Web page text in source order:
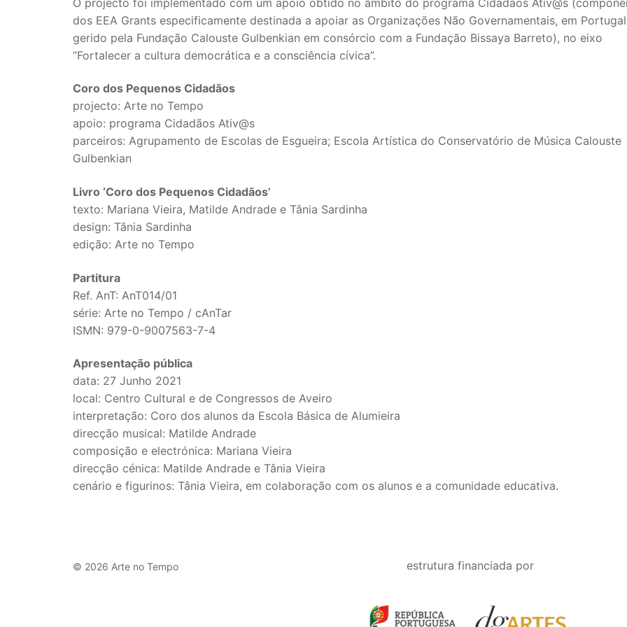
dos EEA Grants especificamente destinada a apoiar as Organizações Não Governamentais, em Portugal
gerido pela Fundação Calouste Gulbenkian em consórcio com a Fundação Bissaya Barreto), no eixo
“Fortalecer a cultura democrática e a consciência cívica”.
Coro dos Pequenos Cidadãos
projecto: Arte no Tempo
apoio: programa Cidadãos Ativ@s
parceiros: Agrupamento de Escolas de Esgueira; Escola Artística do Conservatório de Música Calouste
Gulbenkian
Livro ‘Coro dos Pequenos Cidadãos’
texto: Mariana Vieira, Matilde Andrade e Tânia Sardinha
design: Tânia Sardinha
edição: Arte no Tempo
Partitura
Ref. AnT: AnT014/01
série: Arte no Tempo / cAnTar
ISMN: 979-0-9007563-7-4
Apresentação pública
data: 27 Junho 2021
local: Centro Cultural e de Congressos de Aveiro
interpretação: Coro dos alunos da Escola Básica de Alumieira
direcção musical: Matilde Andrade
composição e electrónica: Mariana Vieira
direcção cénica: Matilde Andrade e Tânia Vieira
cenário e figurinos: Tânia Vieira, em colaboração com os alunos e a comunidade educativa.
© 2026 Arte no Tempo estrutura financiada por